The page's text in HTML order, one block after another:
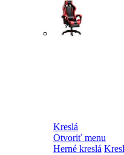
Kreslá
Otvoriť menu
Herné kreslá